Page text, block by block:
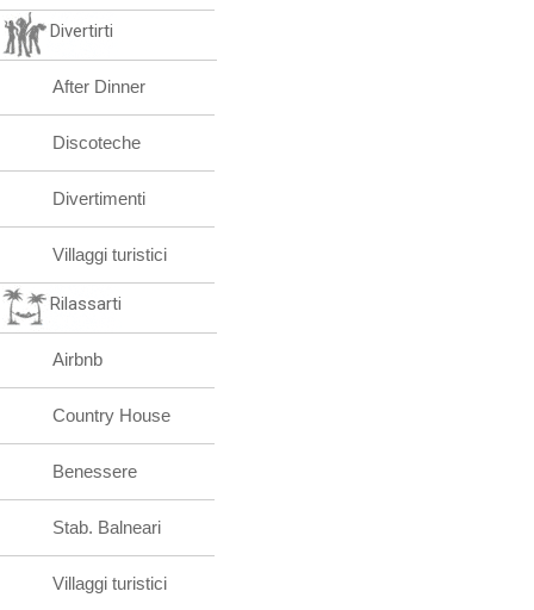
Divertirti
After Dinner
Discoteche
Divertimenti
Villaggi turistici
Rilassarti
Airbnb
Country House
Benessere
Stab. Balneari
Villaggi turistici